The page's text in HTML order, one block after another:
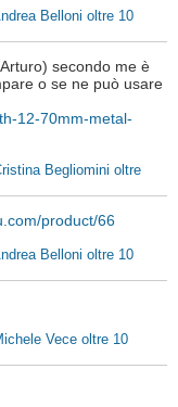
Belloni oltre 10
secondo me è
o se ne può usare
12-70mm-metal-
Begliomini oltre
product/66
Belloni oltre 10
Vece oltre 10